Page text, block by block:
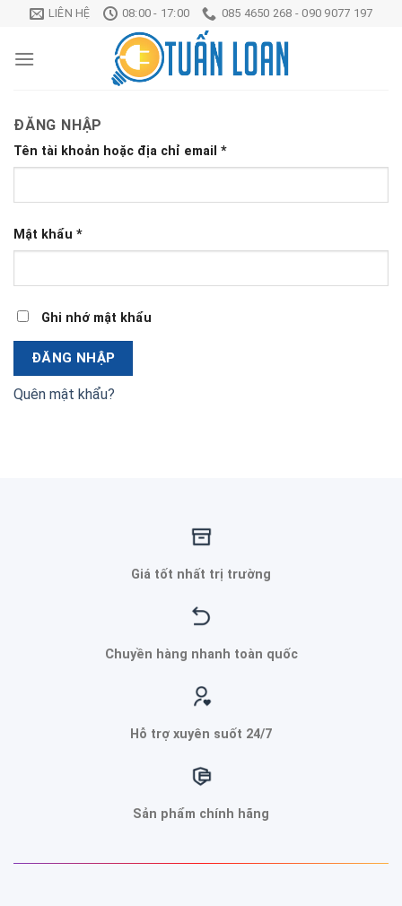
Chuyển
nội
LIÊN HỆ 08:00 - 17:00 085 4650 268 - 090 9077 197
ĐĂNG NHẬP
Tên tài khoản hoặc địa chỉ email *
Mật khẩu *
Ghi nhớ mật khẩu
ĐĂNG NHẬP
Quên mật khẩu?
Giá tốt nhất trị trường
Chuyền hàng nhanh toàn quốc
Hỗ trợ xuyên suốt 24/7
Sản phẩm chính hãng